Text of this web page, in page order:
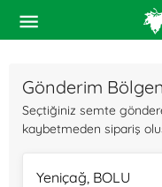
Gönderim
Seçtiğiniz semte
kaybetmeden sipariş
Yeniçağ, BOLU